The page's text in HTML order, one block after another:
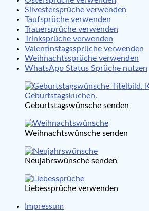
Silvestersprüche verwenden
Taufsprüche verwenden
Trauersprüche verwenden
Trinksprüche verwenden
Valentinstagssprüche verwenden
Weihnachtssprüche verwenden
WhatsApp Status Sprüche nutzen
Geburtstagswünsche senden
Weihnachtswünsche senden
Neujahrswünsche senden
Liebessprüche verwenden
Impressum